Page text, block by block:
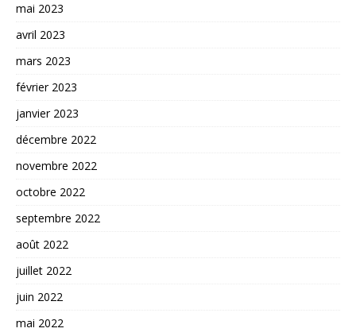
mai 2023
avril 2023
mars 2023
février 2023
janvier 2023
décembre 2022
novembre 2022
octobre 2022
septembre 2022
août 2022
juillet 2022
juin 2022
mai 2022